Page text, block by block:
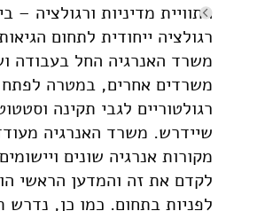
התוויית מדיניות ורגולציה –
רגולציה ייחודית לתחום
משרד האנרגיה החל בעבודה
משרדים אחרים, במטרה
רגולטוריים לגבי תקינה
שיידרש. משרד האנרגיה
מקורות אנרגיה שונים
לקדם את זה והמדען הראשי
לפניות בתחום. כמו כן, נדרש